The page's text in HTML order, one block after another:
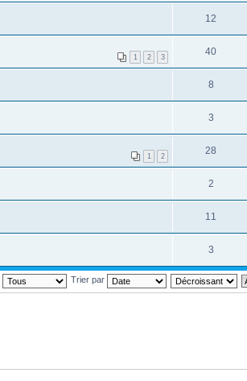
12
1 2 3 40
8
3
1 2 28
2
11
3
Trier par